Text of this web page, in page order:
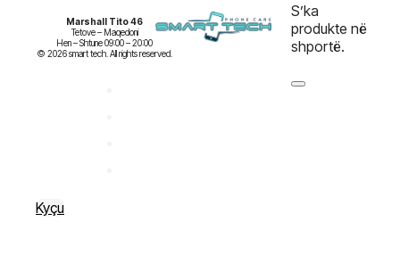
Marshall Tito 46
Tetove – Maqedoni
Hen – Shtune 09:00 – 20:00
Kyçu
S’ka
produkte në
shportë.